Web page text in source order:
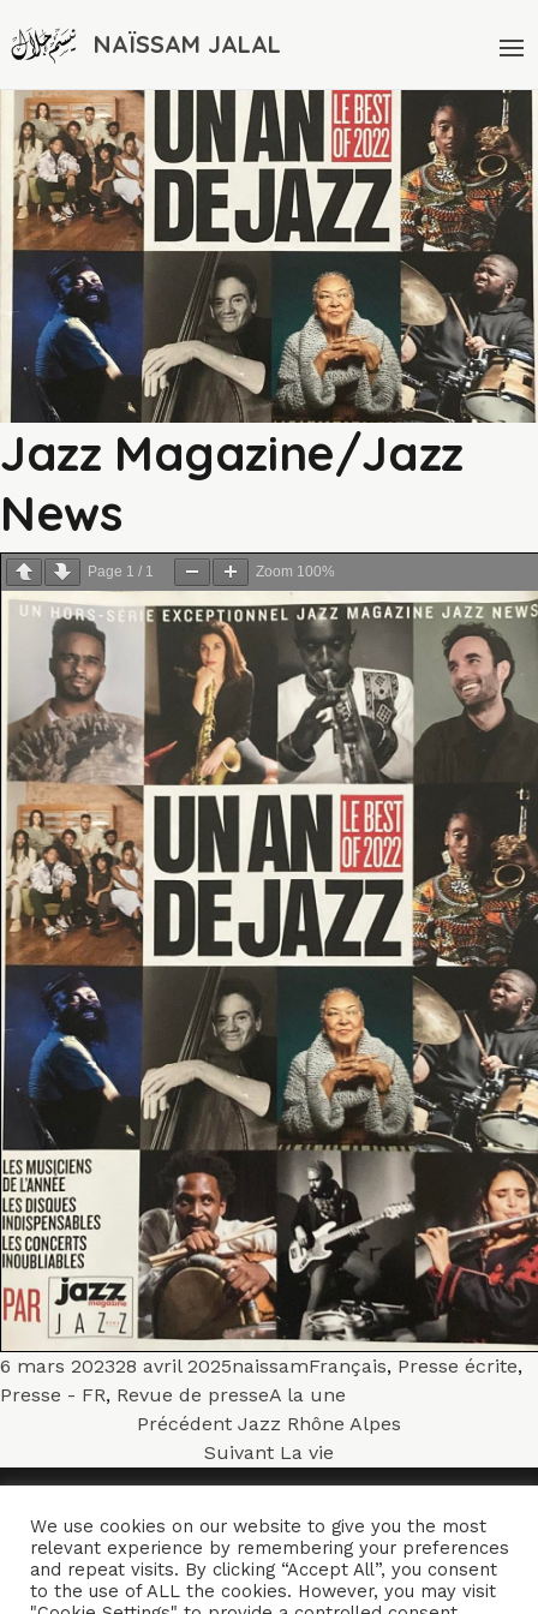
NAÏSSAM JALAL
Jazz Magazine/Jazz
News
Page 1 / 1 Zoom 100%
Publié
le
6 mars 202328 avril 2025Auteur
naissamCatégories
Français, Presse écrite,
Presse - FR, Revue de presseMots-
clés
A la une
Navigation
de
l’article
Précédent Article
précédent :
Jazz Rhône Alpes
Suivant Article
suivant :
La vie
ACCUEIL ENSEMBLES CONCERTS VIDÉOS DISQUES
PARCOURS PRESSE TRIBUNE LIBRE CONTACTS
We use cookies on our website to give you the most
relevant experience by remembering your preferences
and repeat visits. By clicking “Accept All”, you consent
to the use of ALL the cookies. However, you may visit